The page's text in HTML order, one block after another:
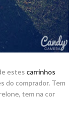
estes carrinhos
do comprador. Tem
tem na cor